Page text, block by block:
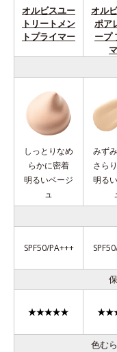
オルビスユー
トリートメン
トプライマー
オル
ポア
ープ
しっとりなめ
らかに密着
明るいベージ
ュ
みず
さら
明る
SPF50/PA+++
色む